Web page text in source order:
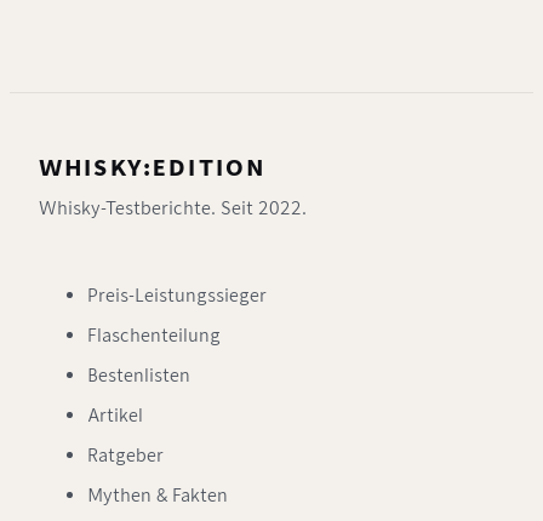
WHISKY:EDITION
Whisky-Testberichte. Seit 2022.
Preis-Leistungssieger
Flaschenteilung
Bestenlisten
Artikel
Ratgeber
Mythen & Fakten